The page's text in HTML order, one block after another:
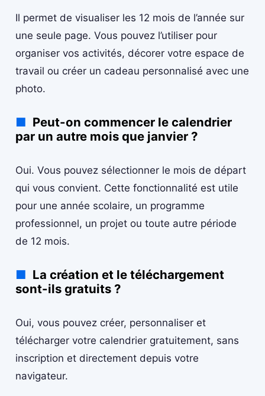
Il permet de visualiser les 12 mois de l’année sur
une seule page. Vous pouvez l’utiliser pour
organiser vos activités, décorer votre espace de
travail ou créer un cadeau personnalisé avec une
photo.
Peut-on commencer le calendrier
par un autre mois que janvier ?
Oui. Vous pouvez sélectionner le mois de départ
qui vous convient. Cette fonctionnalité est utile
pour une année scolaire, un programme
professionnel, un projet ou toute autre période
de 12 mois.
La création et le téléchargement
sont-ils gratuits ?
Oui, vous pouvez créer, personnaliser et
télécharger votre calendrier gratuitement, sans
inscription et directement depuis votre
navigateur.